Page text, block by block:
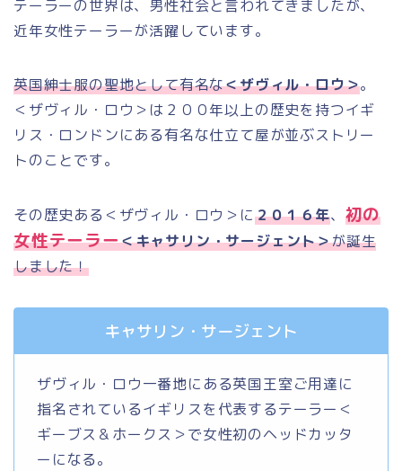
テーラーの世界は、男性社会と言われてきましたが、
近年女性テーラーが活躍しています。
英国紳士服の聖地として有名な＜ザヴィル・ロウ＞。
＜ザヴィル・ロウ＞は２００年以上の歴史を持つイギ
リス・ロンドンにある有名な仕立て屋が並ぶストリー
トのことです。
その歴史ある＜ザヴィル・ロウ＞に２０１６年、 初の
女性テーラー＜キャサリン・サージェント＞が誕生
しました！
キャサリン・サージェント
ザヴィル・ロウ一番地にある英国王室ご用達に
指名されているイギリスを代表するテーラー＜
ギーブス＆ホークス＞で女性初のヘッドカッタ
ーになる。